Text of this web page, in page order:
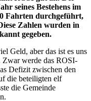
seines Bestehens im
Fahrten durchgeführt,
Zahlen wurden in
gegeben.
Geld, aber das ist es uns
Zwar werde das ROSI-
Defizit zwischen den
die beteiligten elf
die Gemeinde